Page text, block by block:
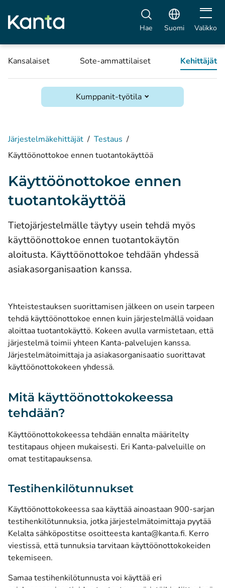
Hae Suomi Avaa
Valikko
Kansalaiset Sote-ammattilaiset Kehittäjät
Kumppanit-työtila
Järjestelmäkehittäjät / Testaus /
Käyttöönottokoe ennen tuotantokäyttöä
Käyttöönottokoe ennen
tuotantokäyttöä
Tietojärjestelmälle täytyy usein tehdä myös
käyttöönottokoe ennen tuotantokäytön
aloitusta. Käyttöönottokoe tehdään yhdessä
asiakasorganisaation kanssa.
Yhteistestauksen suorittamisen jälkeen on usein tarpeen
tehdä käyttöönottokoe ennen kuin järjestelmällä voidaan
aloittaa tuotantokäyttö. Kokeen avulla varmistetaan, että
järjestelmä toimii yhteen Kanta-palvelujen kanssa.
Järjestelmätoimittaja ja asiakasorganisaatio suorittavat
käyttöönottokokeen yhdessä.
Mitä käyttöönottokokeessa
tehdään?
Käyttöönottokokeessa tehdään ennalta määritelty
testitapaus ohjeen mukaisesti. Eri Kanta-palveluille on
omat testitapauksensa.
Testihenkilötunnukset
Käyttöönottokokeessa saa käyttää ainoastaan 900-sarjan
testihenkilötunnuksia, jotka järjestelmätoimittaja pyytää
Kelalta sähköpostitse osoitteesta kanta@kanta.fi. Kerro
viestissä, että tunnuksia tarvitaan käyttöönottokokeiden
tekemiseen.
Samaa testihenkilötunnusta voi käyttää eri